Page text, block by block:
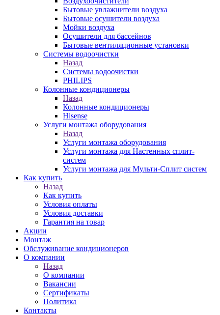
Бытовые увлажнители воздуха
Бытовые осушители воздуха
Мойки воздуха
Осушители для бассейнов
Бытовые вентиляционные установки
Системы водоочистки
Назад
Системы водоочистки
PHILIPS
Колонные кондиционеры
Назад
Колонные кондиционеры
Hisense
Услуги монтажа оборудования
Назад
Услуги монтажа оборудования
Услуги монтажа для Настенных сплит-
систем
Услуги монтажа для Мульти-Сплит систем
Как купить
Назад
Как купить
Условия оплаты
Условия доставки
Гарантия на товар
Акции
Монтаж
Обслуживание кондиционеров
О компании
Назад
О компании
Вакансии
Сертификаты
Политика
Контакты